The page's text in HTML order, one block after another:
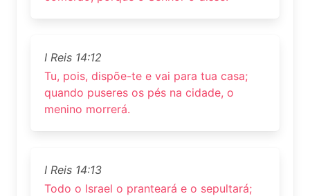
I Reis 14:12
Tu, pois, dispõe-te e vai para tua casa;
quando puseres os pés na cidade, o
menino morrerá.
I Reis 14:13
Todo o Israel o pranteará e o sepultará;